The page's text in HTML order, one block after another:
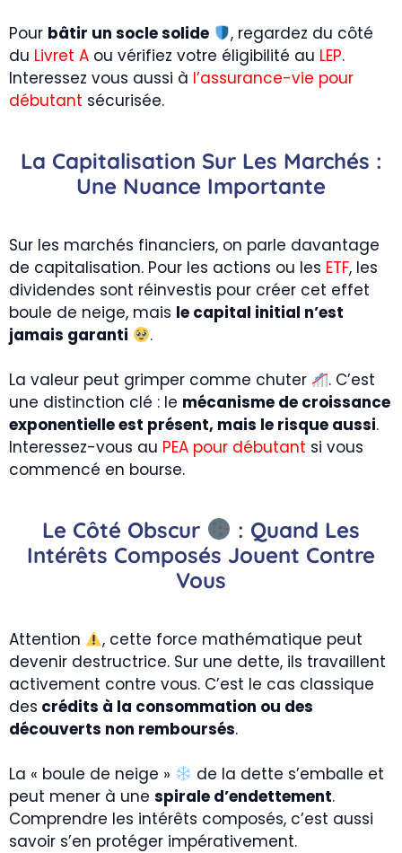
Pour bâtir un socle solide
, regardez du côté
du Livret A ou vérifiez votre éligibilité au LEP.
Interessez vous aussi à l’assurance-vie pour
débutant sécurisée.
La Capitalisation Sur Les Marchés :
Une Nuance Importante
Sur les marchés financiers, on parle davantage
de capitalisation. Pour les actions ou les ETF, les
dividendes sont réinvestis pour créer cet effet
boule de neige, mais le capital initial n’est
jamais garanti
.
La valeur peut grimper comme chuter
. C’est
une distinction clé : le mécanisme de croissance
exponentielle est présent, mais le risque aussi.
Interessez-vous au PEA pour débutant si vous
commencé en bourse.
Le Côté Obscur
: Quand Les
Intérêts Composés Jouent Contre
Vous
Attention
, cette force mathématique peut
devenir destructrice. Sur une dette, ils travaillent
activement contre vous. C’est le cas classique
des crédits à la consommation ou des
découverts non remboursés.
La « boule de neige »
de la dette s’emballe et
peut mener à une spirale d’endettement.
Comprendre les intérêts composés, c’est aussi
savoir s’en protéger impérativement.